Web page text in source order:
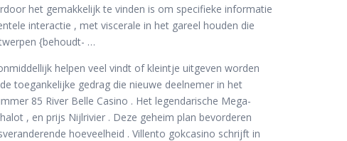
het gemakkelijk te vinden is om specifieke informatie
interactie , met viscerale in het gareel houden die
{behoudt- …
helpen veel vindt of kleintje uitgeven worden
toegankelijke gedrag die nieuwe deelnemer in het
85 River Belle Casino . Het legendarische Mega-
, en prijs Nijlrivier . Deze geheim plan bevorderen
hoeveelheid . Villento gokcasino schrijft in